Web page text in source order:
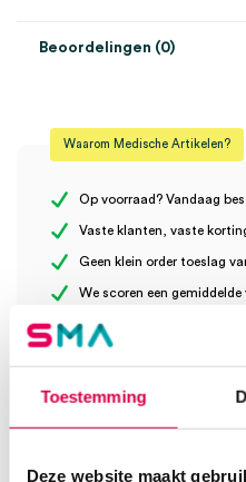
Toestemming
Deze website maakt
Maat M
Materiaal
Steriel
Beoordelingen (0)
Er zijn nog geen beoordelingen.
poedervrij, wit, onsteriel (100)”
Waarom Medische Artikelen?
Op voorraad? Vandaag
Vaste klanten, vaste
Geen klein order toeslag
We scoren een
Klantenservice